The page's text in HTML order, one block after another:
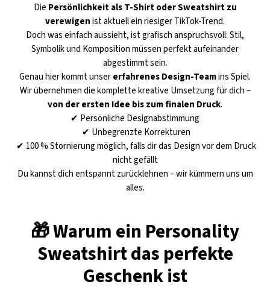
Die Persönlichkeit als T-Shirt oder Sweatshirt zu
verewigenist aktuell ein riesiger TikTok-Trend.
Doch was einfach aussieht, ist grafisch anspruchsvoll: Stil,
Symbolik und Komposition müssen perfekt aufeinander
abgestimmt sein.
Genau hier kommt unsererfahrenes Design-Teamins Spiel.
Wir übernehmen die komplette kreative Umsetzung für dich –
von der ersten Idee bis zum finalen Druck.
✔ Persönliche Designabstimmung
✔ Unbegrenzte Korrekturen
✔ 100 % Stornierung möglich, falls dir das Design vor dem Druck
nicht gefällt
Du kannst dich entspannt zurücklehnen – wir kümmern uns um
alles.
🎁 Warum ein Personality
Sweatshirt das perfekte
Geschenk ist